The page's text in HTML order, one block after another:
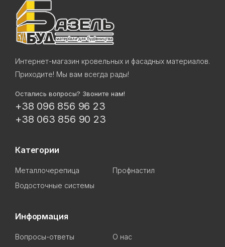
Интернет-магазин кровельных и фасадных материалов.
Приходите! Мы вам всегда рады!
Остались вопросы? Звоните нам!
+38 096 856 96 23
+38 063 856 90 23
Категории
Металлочерепица
Профнастил
Водосточные системы
Информация
Вопросы-ответы
О нас